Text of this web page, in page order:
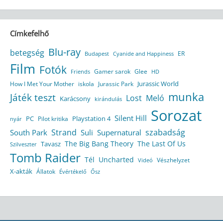
Címkefelhő
betegség Blu-ray Budapest Cyanide and Happiness ER
Film Fotók Friends Gamer sarok Glee HD
How I Met Your Mother iskola Jurassic Park Jurassic World
Játék teszt Karácsony kirándulás Lost Meló munka
nyár PC Pilot kritika Playstation 4 Silent Hill Sorozat
South Park Strand Suli Supernatural szabadság
Szilveszter Tavasz The Big Bang Theory The Last Of Us
Tomb Raider Tél Uncharted Videó Vészhelyzet
X-akták Állatok Évértékelő Ősz